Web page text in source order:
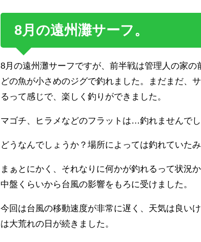
8月の遠州灘サーフ。
8月の遠州灘サーフですが、前半戦は管理人の家の
どの魚が小さめのジグで釣れました。まだまだ、
るって感じで、楽しく釣りができました。
マゴチ、ヒラメなどのフラットは…釣れませんでし
どうなんでしょうか？場所によっては釣れていた
まぁとにかく、それなりに何かが釣れるって状況
中盤くらいから台風の影響をもろに受けました。
今回は台風の移動速度が非常に遅く、天気は良い
は大荒れの日が続きました。